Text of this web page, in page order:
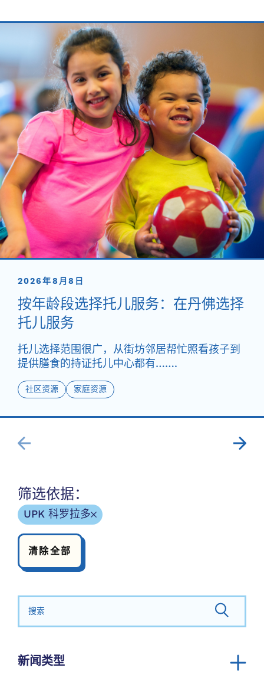
2026年8月8日
按年龄段选择托儿服务：在丹佛选择
托儿服务
托儿选择范围很广，从街坊邻居帮忙照看孩子到
提供膳食的持证托儿中心都有…….
社区资源 家庭资源
筛选依据：
UPK 科罗拉多
清除全部
搜索：
新闻类型